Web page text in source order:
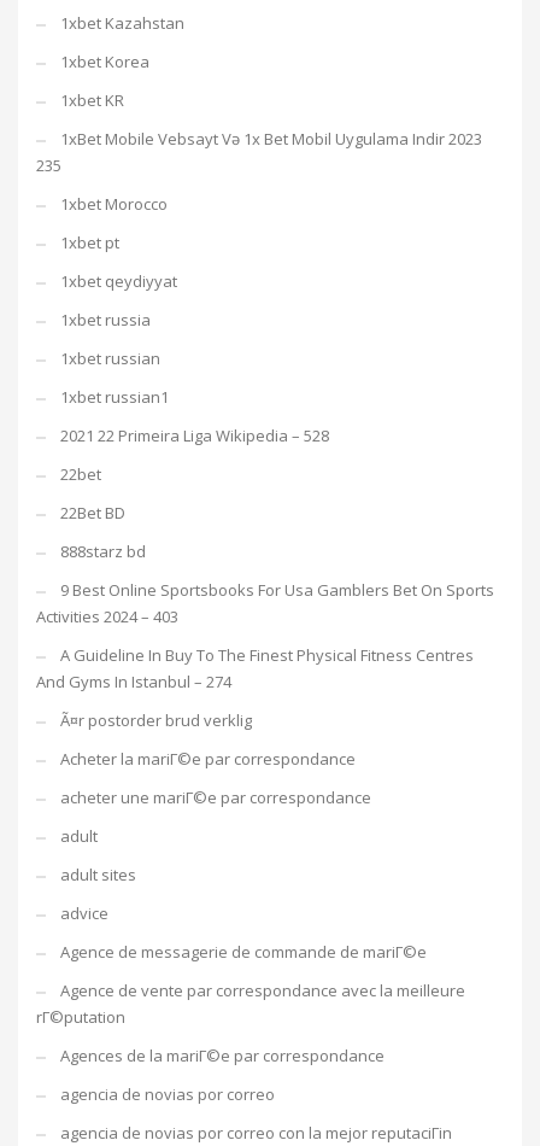
1xbet Kazahstan
1xbet Korea
1xbet KR
1xBet Mobile Vebsayt Və 1x Bet Mobil Uygulama Indir 2023
235
1xbet Morocco
1xbet pt
1xbet qeydiyyat
1xbet russia
1xbet russian
1xbet russian1
2021 22 Primeira Liga Wikipedia – 528
22bet
22Bet BD
888starz bd
9 Best Online Sportsbooks For Usa Gamblers Bet On Sports
Activities 2024 – 403
A Guideline In Buy To The Finest Physical Fitness Centres
And Gyms In Istanbul – 274
Ã¤r postorder brud verklig
Acheter la mariГ©e par correspondance
acheter une mariГ©e par correspondance
adult
adult sites
advice
Agence de messagerie de commande de mariГ©e
Agence de vente par correspondance avec la meilleure
rГ©putation
Agences de la mariГ©e par correspondance
agencia de novias por correo
agencia de novias por correo con la mejor reputaciГіn